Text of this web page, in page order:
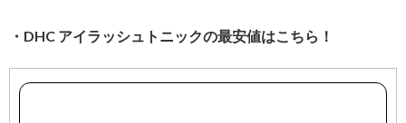
・DHC アイラッシュトニックの最安値はこちら！